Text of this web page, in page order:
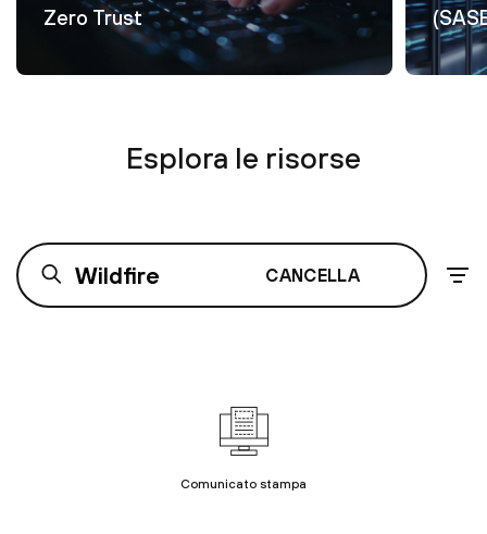
Zero Trust
Esplora le risorse
CANCELLA
Comunicato stampa